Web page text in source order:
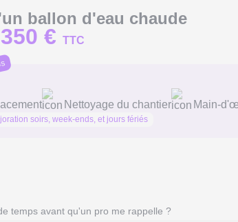
ballon d'eau chaude
350 € TTC
Nettoyage du chantier Main-
soirs, week-ends, et jours fériés
temps avant qu'un pro me rappelle ?